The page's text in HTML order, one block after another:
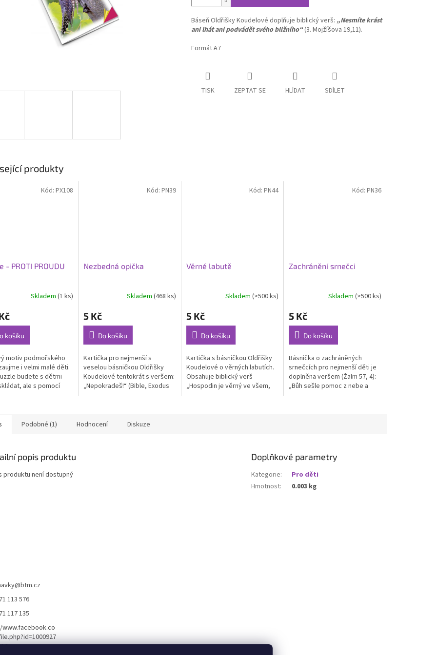
Báseň Oldřišky Koudelové doplňuje biblický verš: „Nesmíte krást
ani lhát ani podvádět svého bližního“(3. Mojžíšova 19,11).
Formát A7
TISK ZEPTAT SE HLÍDAT SDÍLET
produkty
- PROTI PROUDU
Skladem (1 ks)
košíku
motiv podmořského
i velmi malé děti.
budete s dětmi
ale s pomocí
Kód: PX108
Nezbedná opička
Skladem (468 ks)
5 Kč
Do košíku
Kartička pro nejmenší s
veselou básničkou Oldřišky
Koudelové tentokrát s veršem:
„Nepokradeš!“ (Bible, Exodus
Kód: PN39
Věrné labutě
Skladem(>500 ks)
5 Kč
Do košíku
Kartička s básničkou Oldřišky
Koudelové o věrných labutích.
Obsahuje biblický verš
„Hospodin je věrný ve všem,
Kód:PN44
Zachránění srnečci
Skladem (>500 ks)
5 Kč
Do košíku
Básnička o zachráněných
srnečcích pro nejmenší děti je
doplněna veršem (Žalm 57, 4):
„Bůh sešle pomoc z nebe a
Kód: PN36
Podobné (1) Hodnocení Diskuze
popis produktu
produktu není dostupný
Doplňkové parametry
Kategorie:
Pro děti
Hmotnost: 0.003 kg
@btm.cz
113 576
117 135